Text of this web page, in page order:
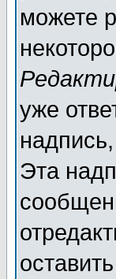
можете
уже
Эта